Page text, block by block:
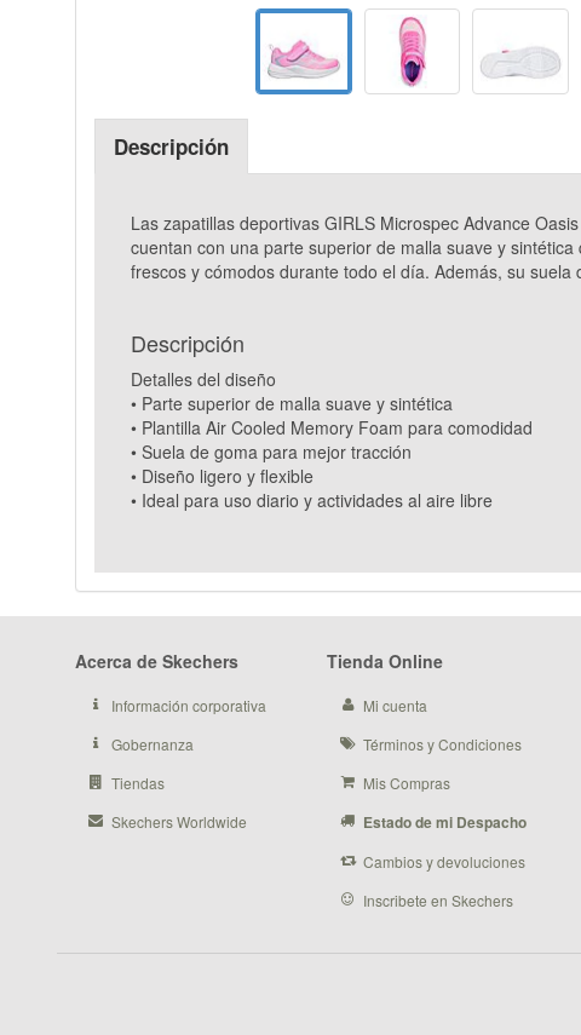
Descripción
Las zapatillas deportivas GIRLS Microspec Advance
cuentan con una parte superior de malla suave y
frescos y cómodos durante todo el día. Además, su
Descripción
Detalles del diseño
• Parte superior de malla suave y sintética
• Plantilla Air Cooled Memory Foam para comodidad
• Suela de goma para mejor tracción
• Diseño ligero y flexible
• Ideal para uso diario y actividades al aire libre
Acerca de Skechers
Información corporativa
Gobernanza
Tiendas
Skechers Worldwide
Tienda Online
Mi cuenta
Términos y Condiciones
Mis Compras
Estado de mi Despacho
Cambios y devoluciones
Inscribete en Skechers